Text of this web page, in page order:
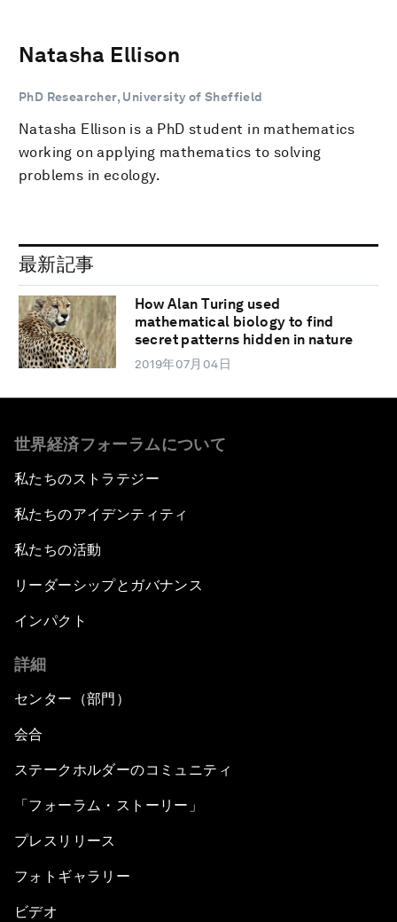
Natasha Ellison
PhD Researcher, University of Sheffield
Natasha Ellison is a PhD student in mathematics
working on applying mathematics to solving
problems in ecology.
最新記事
How Alan Turing used
mathematical biology to find
secret patterns hidden in nature
2019年07月04日
世界経済フォーラムについて
私たちのストラテジー
私たちのアイデンティティ
私たちの活動
リーダーシップとガバナンス
インパクト
詳細
センター（部門）
会合
ステークホルダーのコミュニティ
「フォーラム・ストーリー」
プレスリリース
フォトギャラリー
ビデオ